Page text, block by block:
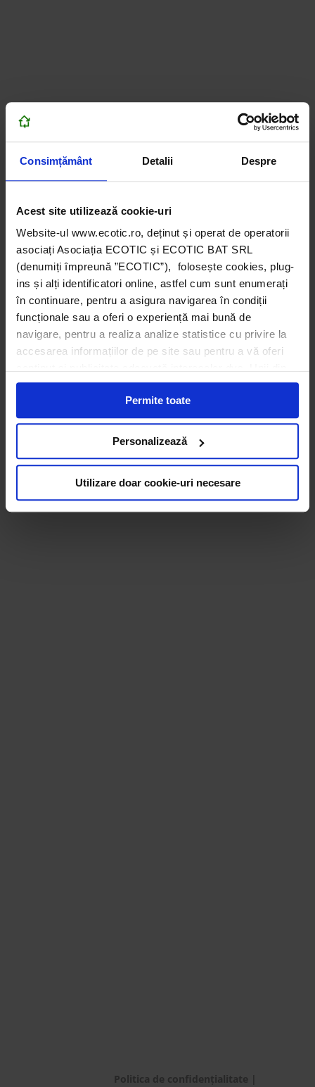
Consimțământ Detalii Despre
Acest site utilizează cookie-uri
Website-ul www.ecotic.ro, deținut și operat de operatorii
asociați Asociația ECOTIC și ECOTIC BAT SRL
(denumiți împreună ”ECOTIC”), folosește cookies, plug-
ins și alți identificatori online, astfel cum sunt enumerați
în continuare, pentru a asigura navigarea în condiții
funcționale sau a oferi o experiență mai bună de
navigare, pentru a realiza analize statistice cu privire la
accesarea informațiilor de pe site sau pentru a vă oferi
acești identificatori online sunt plasați de către ECOTIC
(cookie-uri primare), alții sunt cookie-uri dintr-un domeniu
diferit de domeniul site-ului web pe care îl vizitați (cookie-
uri terțe). Găsiți în ferestrele Detalii și Despre informații
consimțământul cu privire la acestea.
Permite toate
Personalizează
Utilizare doar cookie-uri necesare
Politica de confidențialitate